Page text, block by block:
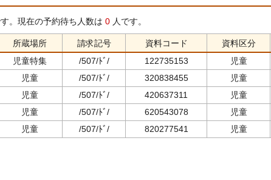
。現在の予約待ち人数は 0 人です。
所蔵場所 請求記号 資料コード 資料区分
児童特集 /507/ﾄﾞ/ 122735153 児童
児童 /507/ﾄﾞ/ 320838455
児童
児童 /507/ﾄﾞ/ 420637311
児童
児童 /507/ﾄﾞ/ 620543078
児童
児童 /507/ﾄﾞ/ 820277541 児童